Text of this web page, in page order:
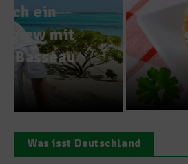
Rezeptidee
gebliebene
21. April 2014
Was isst Deutschland